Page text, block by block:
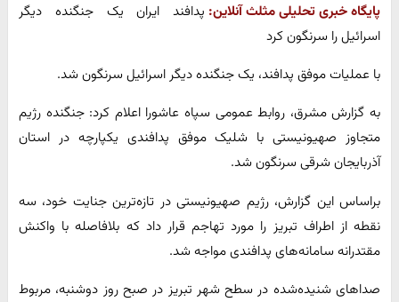
پایگاه خبری تحلیلی مثلث آنلاین: پدافند ایران یک جنگنده دیگر
اسرائیل را سرنگون کرد
با عملیات موفق پدافند، یک جنگنده دیگر اسرائیل سرنگون شد.
به گزارش مشرق، روابط عمومی سپاه عاشورا اعلام کرد: جنگنده رژیم
متجاوز صهیونیستی با شلیک موفق پدافندی یکپارچه در استان
آذربایجان شرقی سرنگون شد.
براساس این گزارش، رژیم صهیونیستی در تازه‌ترین جنایت خود، سه
نقطه از اطراف تبریز را مورد تهاجم قرار داد که بلافاصله با واکنش
مقتدرانه سامانه‌های پدافندی مواجه شد.
صداهای شنیده‌شده در سطح شهر تبریز در صبح روز دوشنبه، مربوط